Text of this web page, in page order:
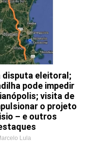
disputa eleitoral;
pode impedir
visita de
o projeto
– e outros
Lula